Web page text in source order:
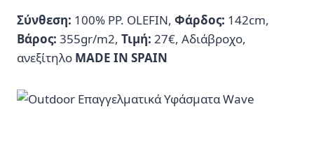
Σύνθεση: 100% PP. OLEFIN, Φάρδος: 142cm,
Βάρος: 355gr/m2, Τιμή: 27€, Αδιάβροχο,
ανεξίτηλο MADE IN SPAIN